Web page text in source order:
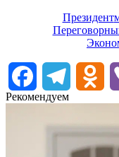
Президент
FacebookTelegram
Рекомендуем